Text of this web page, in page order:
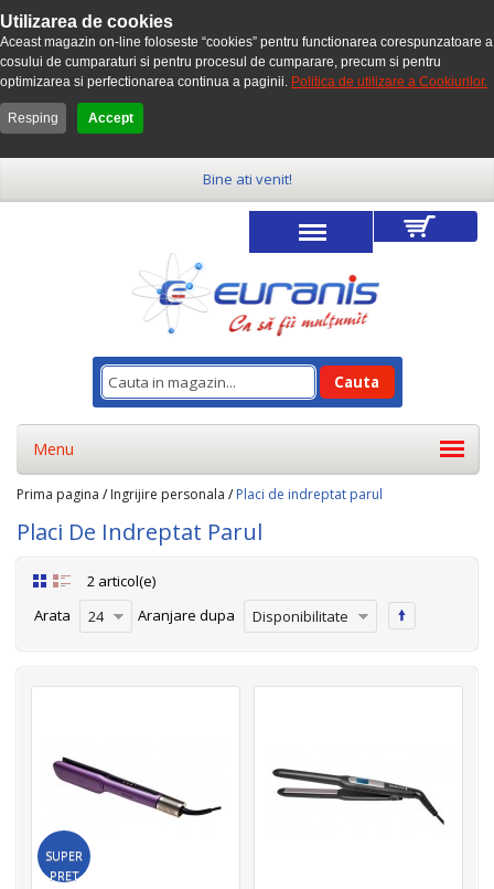
Utilizarea de cookies
Aceast magazin on-line foloseste “cookies” pentru functionarea corespunzatoare a
cosului de cumparaturi si pentru procesul de cumparare, precum si pentru
optimizarea si perfectionarea continua a paginii. Politica de utilizare a Cookiurilor.
Resping Accept
Bine ati venit!
Cauta
Menu
Prima pagina /Ingrijire personala /Placi de indreptat parul
Placi De Indreptat Parul
2 articol(e)
Arata
24 Aranjare dupa Disponibilitate
SUPER
PRET